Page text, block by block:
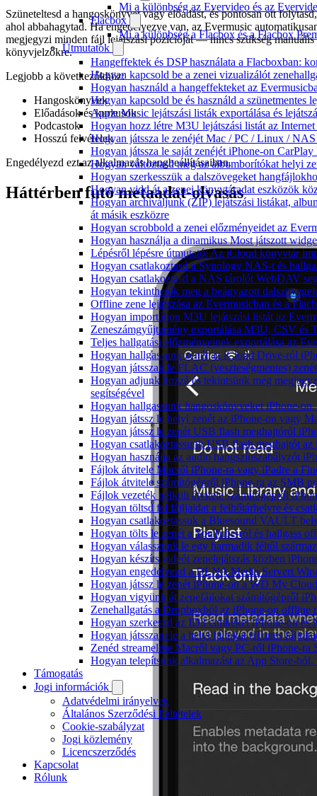
Mi a különbség az Evervideo és az
Flacbox
Mi a különbség a Flacbox és a Flacbox
Útmutatók
Hangeffektek és DSP használata a Flacboxban:
Hogyan kapcsold be a zenei vizualizálót
Hogyan használd a hangeffekteket az
Hogyan kapcsold be és használd a szünetmentes
Apple Music lejátszási listák exportálása és
Hogyan hozz létre M3U lejátszási listát az
Hogyan játssza le zenéjét Mac / PC / Linux /
Hogyan játssza le saját zenéjét iPhone-on CarPlay
Hogyan változtasd meg az albumborítókat helyi
Hogyan szerkesszük a dalszövegeket
Hogyan vidd át a zenei könyvtáradat eszközök
Hogyan archiváljunk (ZIP) lejátszási listákat,
át másik eszközre
Hogyan scrobbold a zenei előzményeidet az
Hogyan használja a dinamikus Most játszott
Lépésről lépésre útmutató: Az iCloud könyvtár
Hogyan csatlakoztasd a Synology NAS-t és
Hogyan csatlakoztasd a NAS tárolót WebDAV
Hogyan tekinthetők meg a beágyazott
Offline zene lejátszása az Evermusicban és a
Hogyan importáljon M3U lejátszási listát az
Zeneszámgyűjtemény exportálása M3U, CSV és
Teljes hallgatási előzményeinek exportálása az
Hogyan hallgassunk zenét az iCloud Drive-ról
Hogyan játsszak le FLAC (veszteségmentes)
Hogyan adjunk hozzá és tekintsünk meg
segítségével
Hogyan hallgassunk hangoskönyveket iPhone-
Hogyan játssz le helyi zenét az iPhone-on vagy
Hogyan játssz le zenét USB flash meghajtóról
Hogyan csatlakoztassunk USB flash meghajtót
Hogyan használja az audio hangszínszabályzót
Fájlok átvitele Macről iPhone-ra vagy iPadre a
Fájlok átvitele számítógépről iPhone-ra az SMB
Fájlok vezeték nélküli átvitele számítógépről
Hogyan töltsd fel fájljaidat a felhőtárhelyre és
Hogyan csatlakoztassuk a Bluesound VAULT
Hogyan tölts le zenét a YouTube-ról és hallgass
Hogyan válasszunk le egy harmadik féltől
Hogyan készíts videót zenelejátszás közben
Hogyan engedélyezd a DLNA Media Servert
Hogyan játssz le zenét iPhone-on a WD My
Hogyan vigyünk át zenefájlokat számítógépről
Zenehallgatás a Dropboxból az iPhone-on offline
Hogyan szerkeszd az ID3 címkéket iPhone-on és
Hogyan játsszam le a helyi fájlokat (iTunes
Zenéd streamelése Macről vagy PC-ről iPhone-ra
Hogyan telepítsünk alkalmazást az App Store-
Támogatás
Jogi információk
Adatvédelmi irányelvek
Általános Szerződési Feltételek
Cookie-szabályzat
Jogi közlemény
Licencszerződés
Kapcsolat
Rólunk
Szüneteltesd a hangoskönyvet vagy előadást, és pontosan ott folytasd,
ahol abbahagytad. Ha engedélyezve van, az Evermusic
megjegyzi minden fájl lejátszási pozícióját — nincs szükség manuális
könyvjelzőkre.
Legjobb a következőkhöz:
Hangoskönyvek
Előadások és kurzusok
Podcastok
Hosszú felvételek
Engedélyezd ezt az alkalmazás hangbeállításaiban.
Háttérben futó metaadat-olvasás